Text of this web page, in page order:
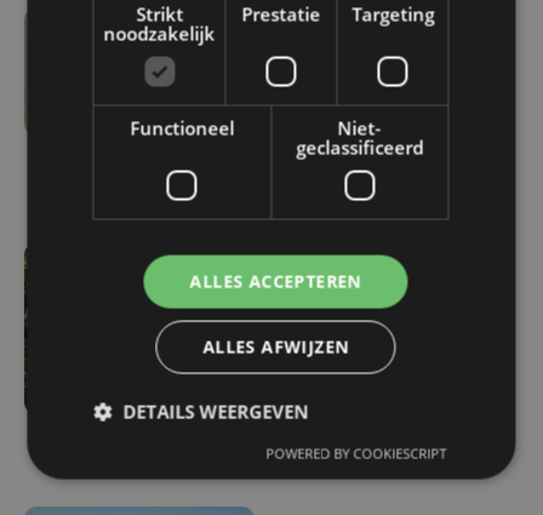
Drukte en springtij
zorgen voor pak meer
zwerfvuil op strand van
Oostende
ma 3 augustus | 17:15
Droogte treft
aardappelteelt: "Op
sommige percelen
Strikt
noodzakelijk
Prestatie Targeting
Functioneel
Niet-
geclassificeerd
ALLES ACCEPTEREN
ALLES AFWIJZEN
DETAILS WEERGEVEN
POWERED BY COOKIESCRIPT